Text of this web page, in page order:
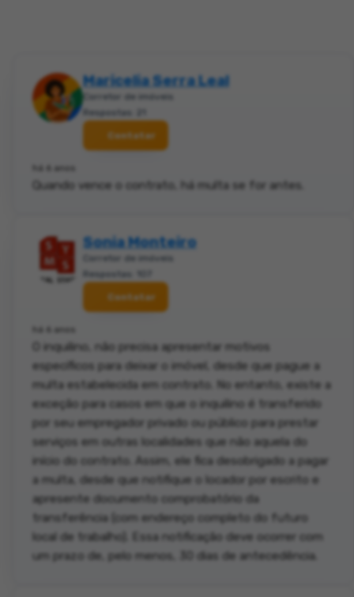
Maricelia Serra Leal
Corretor de imóveis
Respostas: 21
Contatar
há 6 anos
Quando vence o contrato, há multa se for antes.
Sonia Monteiro
Corretor de imóveis
Respostas: 107
Contatar
há 6 anos
O inquilino, não precisa apresentar motivos
específicos para deixar o imóvel, desde que pague a
multa estabelecida em contrato. No entanto, existe a
exceção para casos em que o inquilino é transferido
por seu empregador privado ou público para prestar
serviços em outras localidades que não aquela do
início do contrato. Assim, ele fica desobrigado a pagar
a multa, desde que notifique o locador por escrito e
apresente documento comprobatório da
transferência (com endereço completo do futuro
local de trabalho). Essa notificação deve ocorrer com
um prazo de, pelo menos, 30 dias de antecedência.